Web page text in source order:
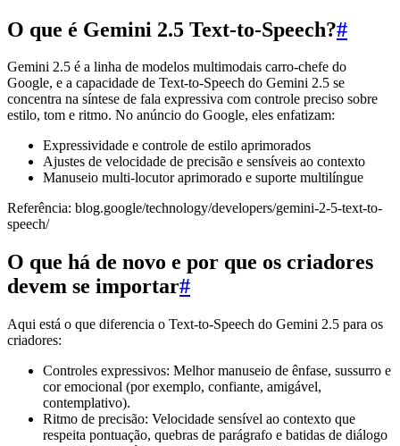
O que é Gemini 2.5 Text-to-Speech?#
Gemini 2.5 é a linha de modelos multimodais carro-chefe do
Google, e a capacidade de Text-to-Speech do Gemini 2.5 se
concentra na síntese de fala expressiva com controle preciso sobre
estilo, tom e ritmo. No anúncio do Google, eles enfatizam:
Expressividade e controle de estilo aprimorados
Ajustes de velocidade de precisão e sensíveis ao contexto
Manuseio multi-locutor aprimorado e suporte multilíngue
Referência: blog.google/technology/developers/gemini-2-5-text-to-
speech/
O que há de novo e por que os criadores
devem se importar#
Aqui está o que diferencia o Text-to-Speech do Gemini 2.5 para os
criadores:
Controles expressivos: Melhor manuseio de ênfase, sussurro e
cor emocional (por exemplo, confiante, amigável,
contemplativo).
Ritmo de precisão: Velocidade sensível ao contexto que
respeita pontuação, quebras de parágrafo e batidas de diálogo